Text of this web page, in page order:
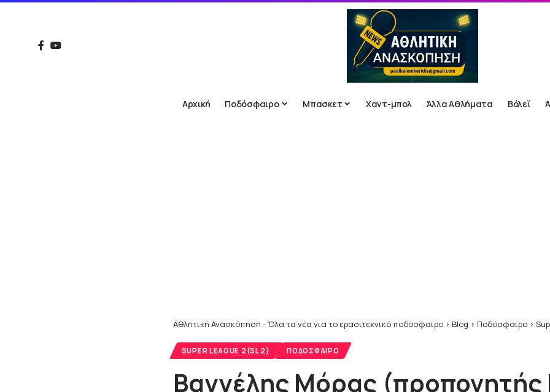
Αρχική Ποδόσφαιρο Μπασκετ Χαντ-μπολ Άλλα Αθλήματα Βόλεϊ
Αθλητική Ανασκόπηση - Όλα τα νέα για το ερασιτεχνικό ποδόσφαιρο > Blog > Ποδόσφαιρο >
SUPER LEAGUE 2(SL 2) ΠΟΔΌΣΦΑΙΡΟ
Βαγγέλης Μόρας (προπονητής